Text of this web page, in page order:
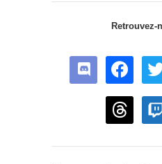
Retrouvez-
discord facebook
threads